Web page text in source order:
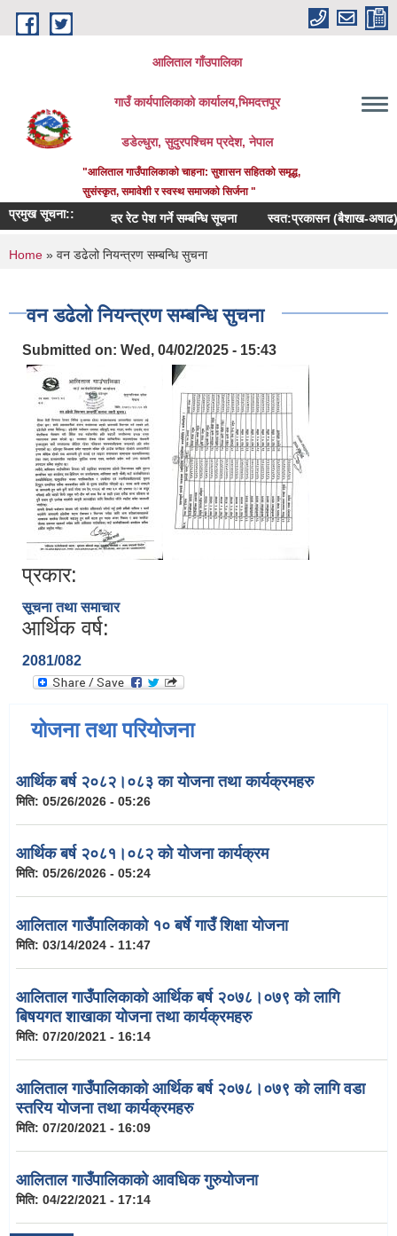
Skip to main content
आलिताल गाँउपालिका
गाउँ कार्यपालिकाको कार्यालय,भिमदत्तपूर
डडेल्धुरा, सुदुरपश्चिम प्रदेश, नेपाल
"आलिताल गाउँपालिकाको चाहना: सुशासन सहितको समृद्ध,
सुसंस्कृत, समावेशी र स्वस्थ समाजको सिर्जना "
प्रमुख सूचना:: दर रेट पेश गर्ने सम्बन्धि सूचना स्वत:प्रकासन (बैशाख-अषाढ) २०८३
You are here
Home » वन डढेलो नियन्त्रण सम्बन्धि सुचना
वन डढेलो नियन्त्रण सम्बन्धि सुचना
Submitted on: Wed, 04/02/2025 - 15:43
प्रकार:
सूचना तथा समाचार
आर्थिक वर्ष:
2081/082
योजना तथा परियोजना
आर्थिक बर्ष २०८२।०८३ का योजना तथा कार्यक्रमहरु
मिति: 05/26/2026 - 05:26
आर्थिक बर्ष २०८१।०८२ को योजना कार्यक्रम
मिति: 05/26/2026 - 05:24
आलिताल गाउँपालिकाको १० बर्षे गाउँ शिक्षा योजना
मिति: 03/14/2024 - 11:47
आलिताल गाउँपालिकाको आर्थिक बर्ष २०७८।०७९ को लागि
बिषयगत शाखाका योजना तथा कार्यक्रमहरु
मिति: 07/20/2021 - 16:14
आलिताल गाउँपालिकाको आर्थिक बर्ष २०७८।०७९ को लागि वडा
स्तरिय योजना तथा कार्यक्रमहरु
मिति: 07/20/2021 - 16:09
आलिताल गाउँपालिकाको आवधिक गुरुयोजना
मिति: 04/22/2021 - 17:14